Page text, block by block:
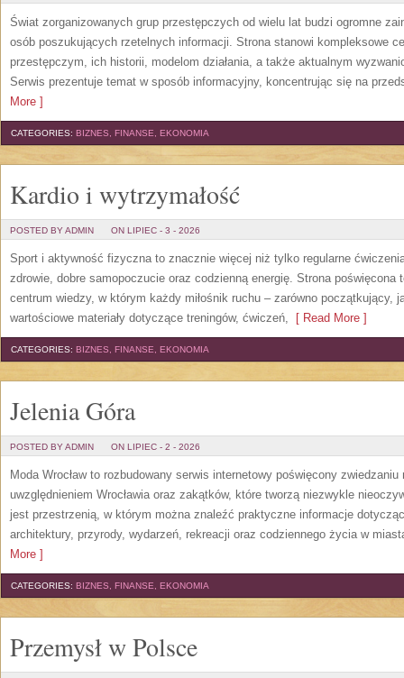
Świat zorganizowanych grup przestępczych od wielu lat budzi ogromne
osób poszukujących rzetelnych informacji. Strona stanowi kompleksowe
przestępczym, ich historii, modelom działania, a także aktualnym
Serwis prezentuje temat w sposób informacyjny, koncentrując się na
More ]
CATEGORIES: BIZNES, FINANSE, EKONOMIA
Kardio i wytrzymałość
POSTED BY ADMIN ON LIPIEC - 3 - 2026
Sport i aktywność fizyczna to znacznie więcej niż tylko regularne
zdrowie, dobre samopoczucie oraz codzienną energię. Strona poświęcona
centrum wiedzy, w którym każdy miłośnik ruchu – zarówno początkujący,
wartościowe materiały dotyczące treningów, ćwiczeń, [ Read More ]
CATEGORIES: BIZNES, FINANSE, EKONOMIA
Jelenia Góra
POSTED BY ADMIN ON LIPIEC - 2 - 2026
Moda Wrocław to rozbudowany serwis internetowy poświęcony
uwzględnieniem Wrocławia oraz zakątków, które tworzą niezwykle
jest przestrzenią, w którym można znaleźć praktyczne informacje
architektury, przyrody, wydarzeń, rekreacji oraz codziennego życia w
More ]
CATEGORIES: BIZNES, FINANSE, EKONOMIA
Przemysł w Polsce